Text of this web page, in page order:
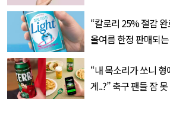
‘Quatrefolic®’ 주목
“칼로리 25% 절감
올여름 한정 판매되는
“내 목소리가 쏘니 형
게..?” 축구 팬들 잠